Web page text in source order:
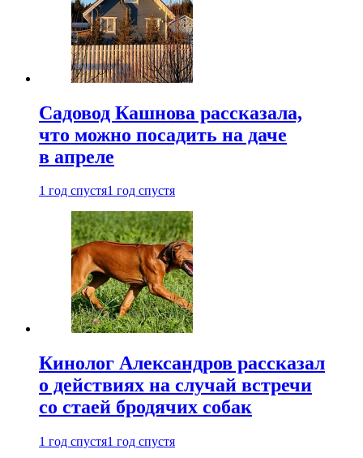
Садовод Кашнова рассказала,
что можно посадить на даче
в апреле
1 год спустя1 год спустя
Кинолог Александров рассказал
о действиях на случай встречи
со стаей бродячих собак
1 год спустя1 год спустя